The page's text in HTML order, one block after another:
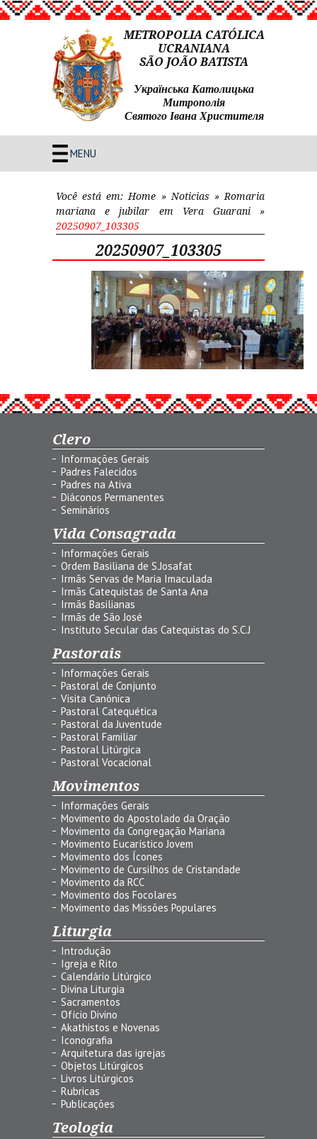
METROPOLIA CATÓLICA
UCRANIANA
SÃO JOÃO BATISTA
Українська Католицька
Митрополія
Святого Івана Христителя
MENU
Você está em: Home » Noticias » Romaria
mariana e jubilar em Vera Guarani»
20250907_103305
20250907_103305
Clero
Informações Gerais
Padres Falecidos
Padres na Ativa
Diáconos Permanentes
Seminários
Vida Consagrada
Informações Gerais
Ordem Basiliana de S.Josafat
Irmãs Servas de Maria Imaculada
Irmãs Catequistas de Santa Ana
Irmãs Basilianas
Irmãs de São José
Instituto Secular das Catequistas do S.C.J
Pastorais
Informações Gerais
Pastoral de Conjunto
Visita Canônica
Pastoral Catequética
Pastoral da Juventude
Pastoral Familiar
Pastoral Litúrgica
Pastoral Vocacional
Movimentos
Informações Gerais
Movimento do Apostolado da Oração
Movimento da Congregação Mariana
Movimento Eucarístico Jovem
Movimento dos Ícones
Movimento de Cursilhos de Cristandade
Movimento da RCC
Movimento dos Focolares
Movimento das Missões Populares
Liturgia
Introdução
Igreja e Rito
Calendário Litúrgico
Divina Liturgia
Sacramentos
Ofício Divino
Akathistos e Novenas
Iconografia
Arquitetura das igrejas
Objetos Litúrgicos
Livros Litúrgicos
Rubricas
Publicações
Teologia